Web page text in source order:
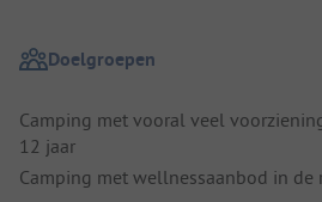
Doelgroepen
Camping met vooral veel
12 jaar
Camping met wellnessaanbod in de